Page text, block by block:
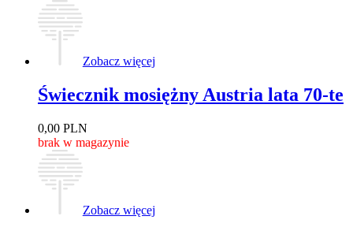
Zobacz więcej
Świecznik mosiężny Austria lata 70-te
0,00 PLN
brak w magazynie
Zobacz więcej